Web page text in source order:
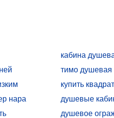
кабина
тимо душевая
купить
нара
душевые
душевое